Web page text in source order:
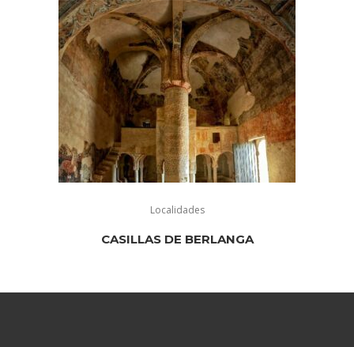
Localidades
CASILLAS DE BERLANGA